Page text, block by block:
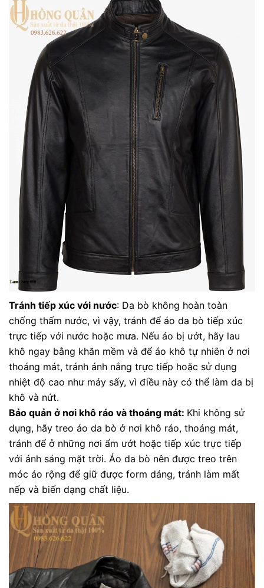
Tránh tiếp xúc với nước: Da bò không hoàn toàn
chống thấm nước, vì vậy, tránh để áo da bò tiếp xúc
trực tiếp với nước hoặc mưa. Nếu áo bị ướt, hãy lau
khô ngay bằng khăn mềm và để áo khô tự nhiên ở nơi
thoáng mát, tránh ánh nắng trực tiếp hoặc sử dụng
nhiệt độ cao như máy sấy, vì điều này có thể làm da bị
khô và nứt.
Bảo quản ở nơi khô ráo và thoáng mát: Khi không sử
dụng, hãy treo áo da bò ở nơi khô ráo, thoáng mát,
tránh để ở những nơi ẩm ướt hoặc tiếp xúc trực tiếp
với ánh sáng mặt trời. Áo da bò nên được treo trên
móc áo rộng để giữ được form dáng, tránh làm mất
nếp và biến dạng chất liệu.